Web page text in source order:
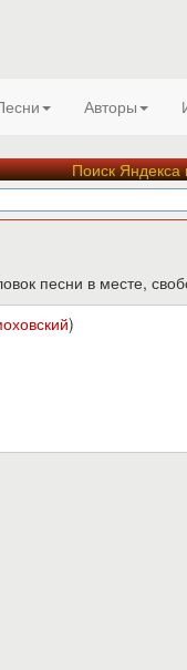
Авторы
Поиск Яндекса
песни в месте,
)